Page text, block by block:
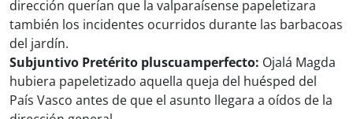
dirección querían que la valparaísense papeletizara
también los incidentes ocurridos durante las barbacoas
del jardín.
Subjuntivo Pretérito pluscuamperfecto: Ojalá Magda
hubiera papeletizado aquella queja del huésped del
País Vasco antes de que el asunto llegara a oídos de la